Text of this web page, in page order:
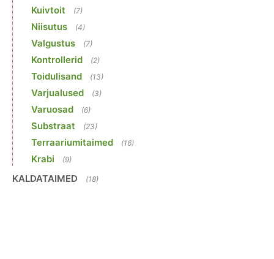
Kuivtoit (7)
Niisutus (4)
Valgustus (7)
Kontrollerid (2)
Toidulisand (13)
Varjualused (3)
Varuosad (6)
Substraat (23)
Terraariumitaimed (16)
Krabi (9)
KALDATAIMED (18)